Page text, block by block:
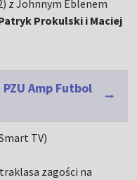
z Johnnym Eblenem
Prokulski i Maciej
Amp Futbol
TV)
zagości na